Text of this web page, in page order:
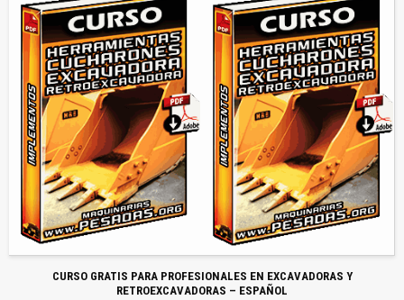
CURSO GRATIS PARA PROFESIONALES EN EXCAVADORAS Y
RETROEXCAVADORAS – ESPAÑOL